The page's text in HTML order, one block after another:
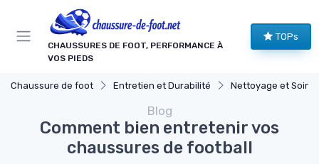
CHAUSSURES DE FOOT, PERFORMANCE À
VOS PIEDS
TOPs
Chaussure de foot Entretien et Durabilité Nettoyage et Soins
Blog
Comment bien entretenir vos
chaussures de football
Panneau de gestion des cookies